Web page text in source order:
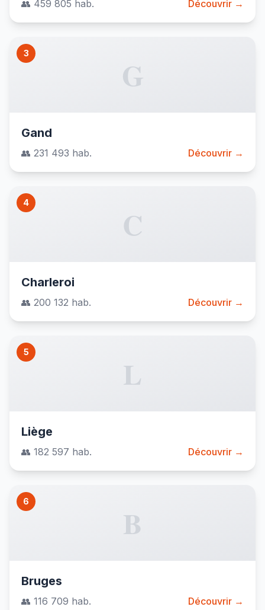
👥 459 805 hab. Découvrir →
3
G
Gand
👥 231 493 hab. Découvrir →
4
C
Charleroi
👥 200 132 hab. Découvrir →
5
L
Liège
👥 182 597 hab. Découvrir →
6
B
Bruges
👥 116 709 hab. Découvrir →